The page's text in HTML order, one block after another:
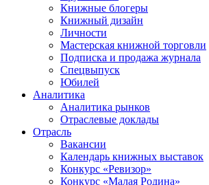
Книжные блогеры
Книжный дизайн
Личности
Мастерская книжной торговли
Подписка и продажа журнала
Спецвыпуск
Юбилей
Аналитика
Аналитика рынков
Отраслевые доклады
Отрасль
Вакансии
Календарь книжных выставок
Конкурс «Ревизор»
Конкурс «Малая Родина»